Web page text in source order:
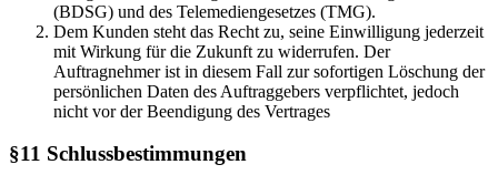
(BDSG) und des Telemediengesetzes (TMG).
Dem Kunden steht das Recht zu, seine Einwilligung jederzeit
mit Wirkung für die Zukunft zu widerrufen. Der
Auftragnehmer ist in diesem Fall zur sofortigen Löschung der
persönlichen Daten des Auftraggebers verpflichtet, jedoch
nicht vor der Beendigung des Vertrages
§11 Schlussbestimmungen